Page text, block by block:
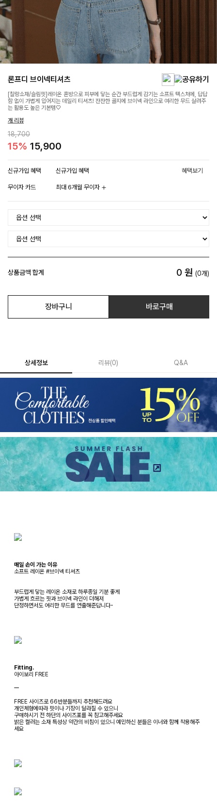
론프디 브이넥티셔츠
[찰랑소재/슬림핏]레이온 혼방으로 피부에 닿는 순간 부드럽게 감기는 소프트 텍스처에, 답답
함 없이 가볍게 입어지는 데일리 티셔츠! 잔잔한 골지에 브이넥 라인으로 여리한 무드 살려주
는 활용도 높은 기본템♡
개 리뷰
18,700
15% 15,900
신규가입 혜택 신규가입 혜택 혜택보기
무이자 카드 최대 6개월 무이자
상품금액 합계 0 원 (0개)
장바구니 바로구매
상세정보 리뷰(0) Q&A
매일 손이 가는 이유
소프트 레이온 #브이넥 티셔츠
부드럽게 닿는 레이온 소재로 하루종일 기분 좋게
가볍게 흐르는 핏과 브이넥 라인이 더해져
단정하면서도 여리한 무드를 연출해준답니다-
Fitting.
아이보리 FREE
ㅡ
FREE 사이즈로 66반분들까지 추천해드려요
개인체형에따라 핏이나 기장이 달라질 수 있으니
구매하시기 전 하단의 사이즈표를 꼭 참고해주세요
밝은 컬러는 소재 특성상 약간의 비침이 있으니 예민하신 분들은 이너와 함께 착용해주
세요